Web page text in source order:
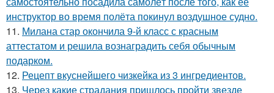
инструктор во время полёта покинул воздушное судно.
11. Милана стар окончила 9-й класс с красным
аттестатом и решила вознаградить себя обычным
подарком.
12. Рецепт вкуснейшего чизкейка из 3 ингредиентов.
13. Через какие страдания пришлось пройти звезде